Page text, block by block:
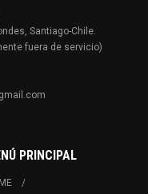
Santiago-Chile.
fuera de servicio)
PRINCIPAL